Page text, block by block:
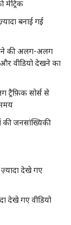
मेट्रिक
बनाई गई
की अलग-अलग
वीडियो देखने का
सोर्स से
की जनसांख्यिकी
देखे गए
देखे गए वीडियो